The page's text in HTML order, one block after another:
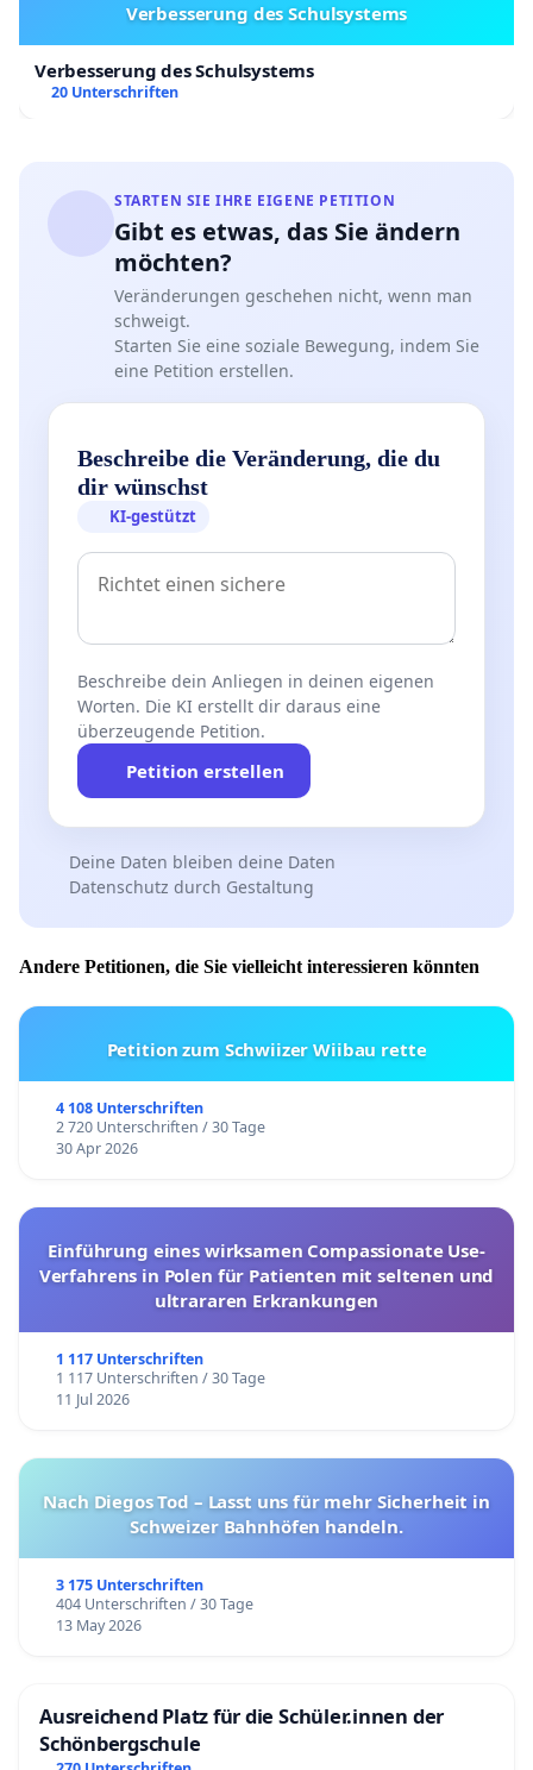
Verbesserung des Schulsystems
Verbesserung des Schulsystems
20 Unterschriften
STARTEN SIE IHRE EIGENE PETITION
Gibt es etwas, das Sie ändern
möchten?
Veränderungen geschehen nicht, wenn man
schweigt.
Starten Sie eine soziale Bewegung, indem Sie
eine Petition erstellen.
Beschreibe die Veränderung, die du
dir wünschst
KI-gestützt
Beschreibe dein Anliegen in deinen eigenen
Worten. Die KI erstellt dir daraus eine
überzeugende Petition.
Petition erstellen
Deine Daten bleiben deine Daten
Datenschutz durch Gestaltung
Andere Petitionen, die Sie vielleicht interessieren könnten
Petition zum Schwiizer Wiibau rette
4 108 Unterschriften
2 720 Unterschriften / 30 Tage
30 Apr 2026
Einführung eines wirksamen Compassionate Use-
Verfahrens in Polen für Patienten mit seltenen und
ultrararen Erkrankungen
1 117 Unterschriften
1 117 Unterschriften / 30 Tage
11 Jul 2026
Nach Diegos Tod – Lasst uns für mehr Sicherheit in
Schweizer Bahnhöfen handeln.
3 175 Unterschriften
404 Unterschriften / 30 Tage
13 May 2026
Ausreichend Platz für die Schüler.innen der
Schönbergschule